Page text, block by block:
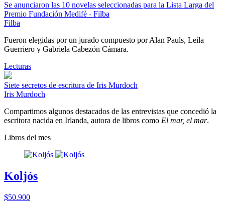
Se anunciaron las 10 novelas seleccionadas para la Lista Larga del
Premio Fundación Medifé - Filba
Filba
Fueron elegidas por un jurado compuesto por Alan Pauls, Leila
Guerriero y Gabriela Cabezón Cámara.
Lecturas
Siete secretos de escritura de Iris Murdoch
Iris Murdoch
Compartimos algunos destacados de las entrevistas que concedió la
escritora nacida en Irlanda, autora de libros como El mar, el mar.
Libros del mes
Koljós
$50.900